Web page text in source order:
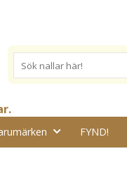
FYND!